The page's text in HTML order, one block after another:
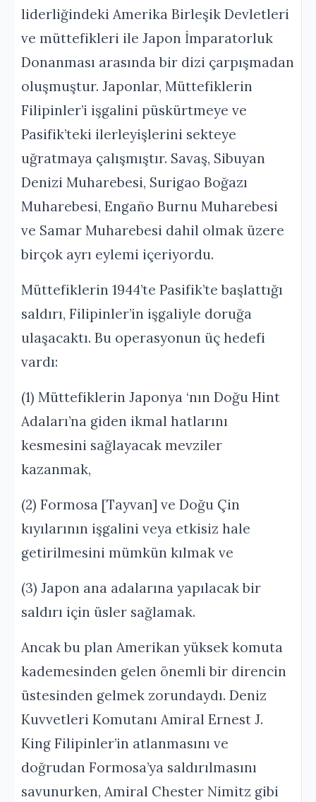
liderliğindeki Amerika Birleşik Devletleri
ve müttefikleri ile Japon İmparatorluk
Donanması arasında bir dizi çarpışmadan
oluşmuştur. Japonlar, Müttefiklerin
Filipinler’i işgalini püskürtmeye ve
Pasifik’teki ilerleyişlerini sekteye
uğratmaya çalışmıştır. Savaş, Sibuyan
Denizi Muharebesi, Surigao Boğazı
Muharebesi, Engaño Burnu Muharebesi
ve Samar Muharebesi dahil olmak üzere
birçok ayrı eylemi içeriyordu.
Müttefiklerin 1944’te Pasifik’te başlattığı
saldırı, Filipinler’in işgaliyle doruğa
ulaşacaktı. Bu operasyonun üç hedefi
vardı:
(1) Müttefiklerin Japonya ‘nın Doğu Hint
Adaları’na giden ikmal hatlarını
kesmesini sağlayacak mevziler
kazanmak,
(2) Formosa [Tayvan] ve Doğu Çin
kıyılarının işgalini veya etkisiz hale
getirilmesini mümkün kılmak ve
(3) Japon ana adalarına yapılacak bir
saldırı için üsler sağlamak.
Ancak bu plan Amerikan yüksek komuta
kademesinden gelen önemli bir direncin
üstesinden gelmek zorundaydı. Deniz
Kuvvetleri Komutanı Amiral Ernest J.
King Filipinler’in atlanmasını ve
doğrudan Formosa’ya saldırılmasını
savunurken, Amiral Chester Nimitz gibi